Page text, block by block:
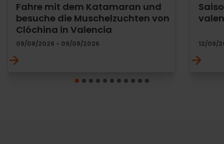
Fahre mit dem Katamaran und
besuche die Muschelzuchten von
Clóchina in Valencia
09/08/2026 - 09/08/2026 12/09/